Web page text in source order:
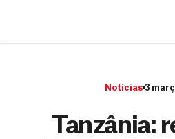
Notícias 3
Tanzânia:
a